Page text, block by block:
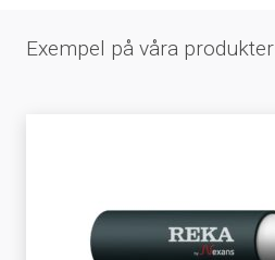
Exempel på våra produkter